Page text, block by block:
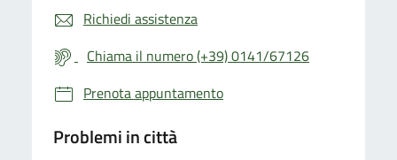
Richiedi assistenza
Chiama il numero (+39) 0141/67126
Prenota appuntamento
Problemi in città